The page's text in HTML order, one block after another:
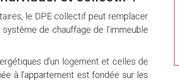
le DPE collectif peut remplacer
de chauffage de l’immeuble
d’un logement et celles de
à l’appartement est fondée sur les